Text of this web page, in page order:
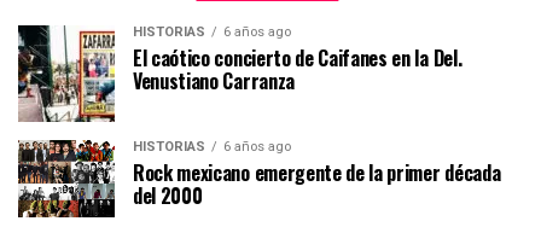
HISTORIAS 6 años ago
El caótico concierto de Caifanes en la Del.
Venustiano Carranza
HISTORIAS 6 años ago
Rock mexicano emergente de la primer década
del 2000